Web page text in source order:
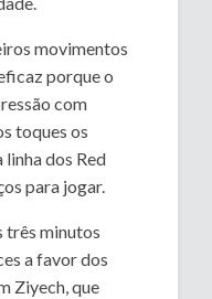
movimentos
porque o
com
toques os
linha dos Red
para jogar.
três minutos
a favor dos
Ziyech, que